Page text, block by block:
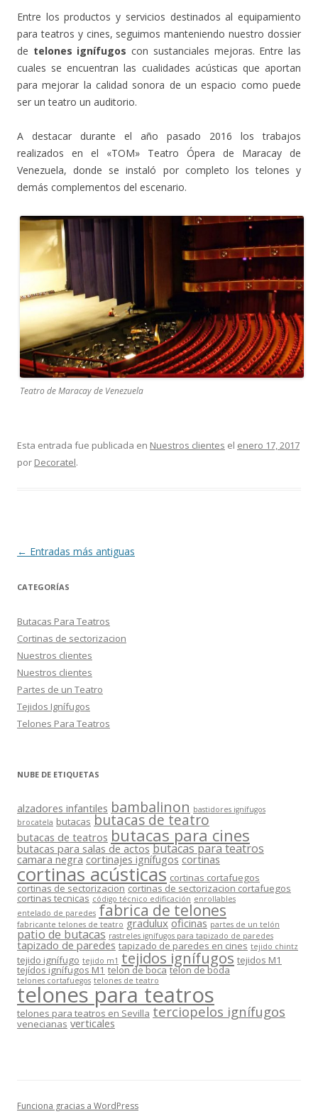
Entre los productos y servicios destinados al equipamiento
para teatros y cines, seguimos manteniendo nuestro dossier
de telones ignífugos con sustanciales mejoras. Entre las
cuales se encuentran las cualidades acústicas que aportan
para mejorar la calidad sonora de un espacio como puede
ser un teatro un auditorio.
A destacar durante el año pasado 2016 los trabajos
realizados en el «TOM» Teatro Ópera de Maracay de
Venezuela, donde se instaló por completo los telones y
demás complementos del escenario.
Teatro de Maracay de Venezuela
Esta entrada fue publicada en Nuestros clientes el enero 17, 2017
por Decoratel.
Navegación
entradas
← Entradas más antiguas
CATEGORÍAS
Butacas Para Teatros
Cortinas de sectorizacion
Nuestros clientes
Nuestros clientes
Partes de un Teatro
Tejidos Ignífugos
Telones Para Teatros
NUBE DE ETIQUETAS
alzadores infantiles bambalinon bastidores ignífugos
brocatela butacas butacas de teatro
butacas de teatros butacas para cines
butacas para salas de actos butacas para teatros
camara negra cortinajes ignífugos cortinas
cortinas acústicas cortinas cortafuegos
cortinas de sectorizacion cortinas de sectorizacion cortafuegos
cortinas tecnicas código técnico edificación enrollables
entelado de paredes fabrica de telones
fabricante telones de teatro gradulux oficinas partes de un telón
patio de butacas rastreles ignífugos para tapizado de paredes
tapizado de paredes tapizado de paredes en cines tejido chintz
tejido ignífugo tejido m1 tejidos ignífugos tejidos M1
tejídos ignífugos M1 telon de boca telon de boda
telones cortafuegos telones de teatro
telones para teatros
telones para teatros en Sevilla terciopelos ignífugos
venecianas verticales
Funciona gracias a WordPress